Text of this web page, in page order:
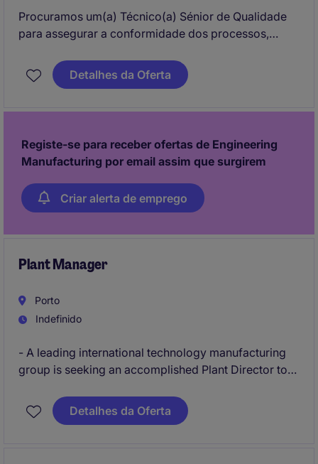
Procuramos um(a) Técnico(a) Sénior de Qualidade
para assegurar a conformidade dos processos,
aplicáveis aos sistemas de gestão da qualidade e ao
setor dos dispositivos médicos. Esta posição terá um
da organização.
Detalhes da Oferta
Registe-se para receber ofertas de Engineering
Manufacturing por email assim que surgirem
Criar alerta de emprego
Plant Manager
Porto
Indefinido
- A leading international technology manufacturing
group is seeking an accomplished Plant Director to
Southern Europe.Detalhes da Oferta